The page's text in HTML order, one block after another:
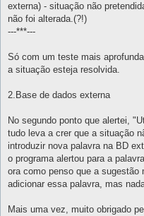
externa) - situação não
não foi alterada.(?!)
---***---
Só com um teste mais
a situação esteja resolvida.
2.Base de dados externa
No segundo ponto que alertei,
tudo leva a crer que a situação
introduzir nova palavra na BD
o programa alertou para a
ora como penso que a
adicionar essa palavra, mas
Mais uma vez, muito obrigado